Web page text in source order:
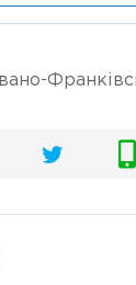
Івано-